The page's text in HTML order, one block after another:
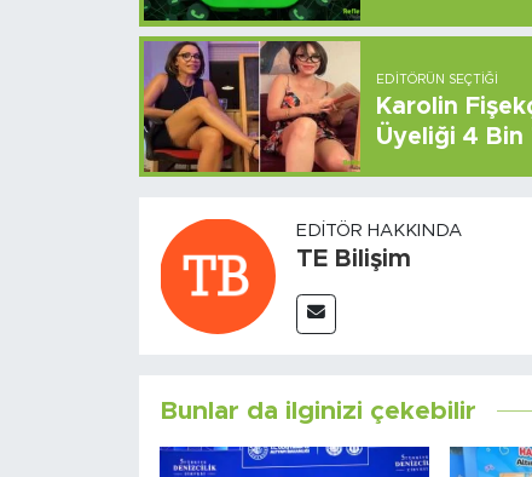
EDITÖRÜN SEÇTIĞI
Karolin
Üyeliği 4 Bin
EDITÖR HAKKINDA
TE Bilişim
Bunlar da ilginizi çekebilir